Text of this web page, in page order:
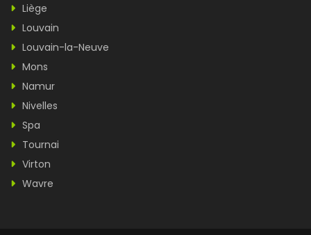
Liège
Louvain
Louvain-la-Neuve
Mons
Namur
Nivelles
Spa
Tournai
Virton
Wavre